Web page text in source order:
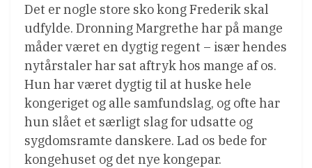
Det er nogle store sko kong Frederik skal
udfylde. Dronning Margrethe har på mange
måder været en dygtig regent – især hendes
nytårstaler har sat aftryk hos mange af os.
Hun har været dygtig til at huske hele
kongeriget og alle samfundslag, og ofte har
hun slået et særligt slag for udsatte og
sygdomsramte danskere. Lad os bede for
kongehuset og det nye kongepar.